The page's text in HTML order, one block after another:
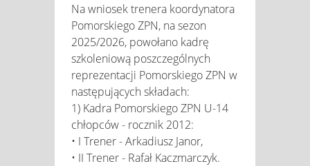
Na wniosek trenera koordynatora
Pomorskiego ZPN, na sezon
2025/2026, powołano kadrę
szkoleniową poszczególnych
reprezentacji Pomorskiego ZPN w
następujących składach:
1) Kadra Pomorskiego ZPN U-14
chłopców - rocznik 2012:
• I Trener - Arkadiusz Janor,
• II Trener - Rafał Kaczmarczyk.